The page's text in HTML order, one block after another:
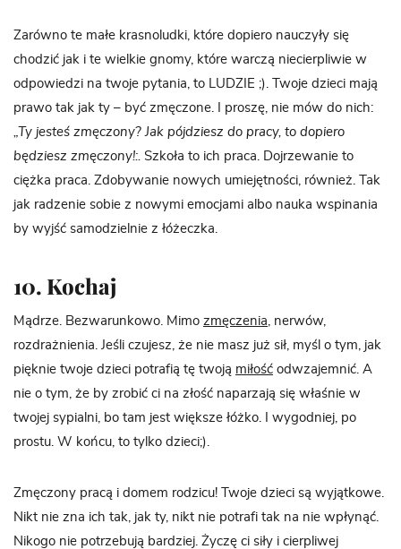
Zarówno te małe krasnoludki, które dopiero nauczyły się
chodzić jak i te wielkie gnomy, które warczą niecierpliwie w
odpowiedzi na twoje pytania, to LUDZIE ;). Twoje dzieci mają
prawo tak jak ty – być zmęczone. I proszę, nie mów do nich:
„Ty jesteś zmęczony? Jak pójdziesz do pracy, to dopiero
będziesz zmęczony!:. Szkoła to ich praca. Dojrzewanie to
ciężka praca. Zdobywanie nowych umiejętności, również. Tak
jak radzenie sobie z nowymi emocjami albo nauka wspinania
by wyjść samodzielnie z łóżeczka.
10. Kochaj
Mądrze. Bezwarunkowo. Mimo zmęczenia, nerwów,
rozdrażnienia. Jeśli czujesz, że nie masz już sił, myśl o tym, jak
pięknie twoje dzieci potrafią tę twoją miłość odwzajemnić. A
nie o tym, że by zrobić ci na złość naparzają się właśnie w
twojej sypialni, bo tam jest większe łóżko. I wygodniej, po
prostu. W końcu, to tylko dzieci;).
Zmęczony pracą i domem rodzicu! Twoje dzieci są wyjątkowe.
Nikt nie zna ich tak, jak ty, nikt nie potrafi tak na nie wpłynąć.
Nikogo nie potrzebują bardziej. Życzę ci siły i cierpliwej